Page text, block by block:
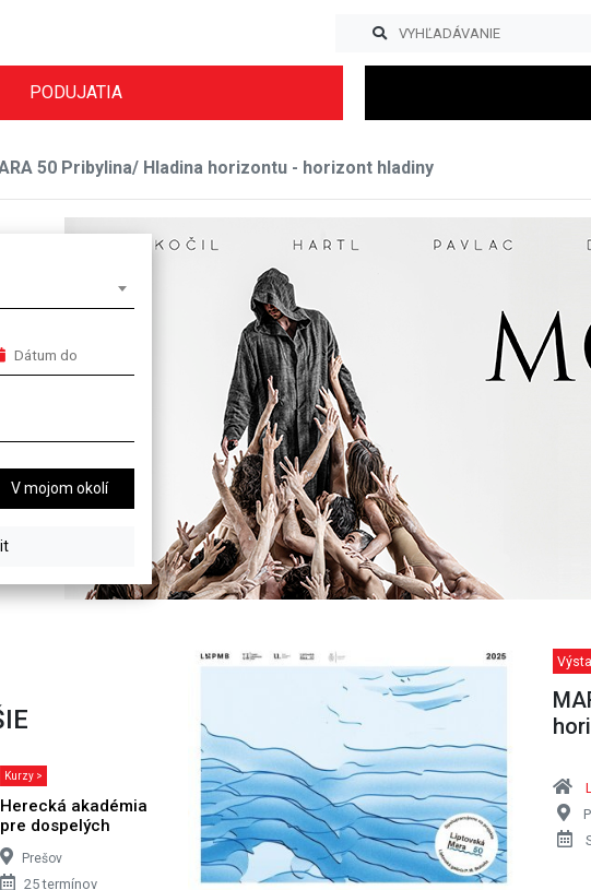
PODUJATIA
50 Pribylina/ Hladina horizontu - horizont hladiny
V mojom okolí
Kurzy >
Herecká akadémia
pre dospelých
Prešov
25 termínov